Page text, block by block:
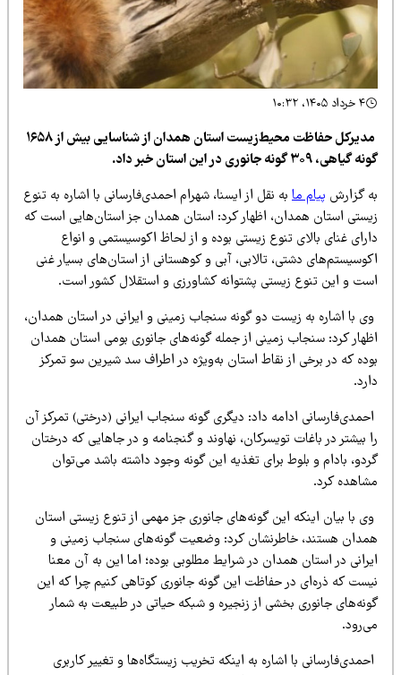
مدیرکل حفاظت محیط‌زیست استان همدان از شناسایی بیش از ۱۶۵۸
۳۰۹ گونه جانوری در این استان خبر داد.
گزارشپیام مابه نقل از ایسنا، شهرام احمدی‌فارسانی با اشاره به تنوع
استان همدان، اظهار کرد: استان همدان جز استان‌هایی است که
غنای بالای تنوع زیستی بوده و از لحاظ اکوسیستمی و انواع
دشتی، تالابی، آبی و کوهستانی از استان‌های بسیار غنی
و این تنوع زیستی پشتوانه کشاورزی و استقلال کشور است.
با اشاره به زیست دو گونه سنجاب زمینی و ایرانی در استان همدان،
کرد: سنجاب زمینی از جمله گونه‌های جانوری بومی استان همدان
که در برخی از نقاط استان به‌ویژه در اطراف سد شیرین سو تمرکز
ادامه داد: دیگری گونه سنجاب ایرانی (درختی) تمرکز آن
بیشتر در باغات تویسرکان، نهاوند و گنجنامه و در جاهایی که درختان
بادام و بلوط برای تغذیه این گونه وجود داشته باشد می‌توان
کرد.
با بیان اینکه این گونه‌های جانوری جز مهمی از تنوع زیستی استان
هستند، خاطرنشان کرد: وضعیت گونه‌های سنجاب زمینی و
در استان همدان در شرایط مطلوبی بوده؛ اما این به آن معنا
که ذره‌ای در حفاظت این گونه جانوری کوتاهی کنیم چرا که این
جانوری بخشی از زنجیره و شبکه حیاتی در طبیعت به شمار
با اشاره به اینکه تخریب زیستگاه‌ها و تغییر کاربری